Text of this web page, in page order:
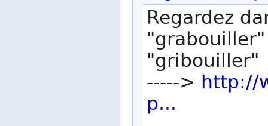
Regardez
-----> http://
p...